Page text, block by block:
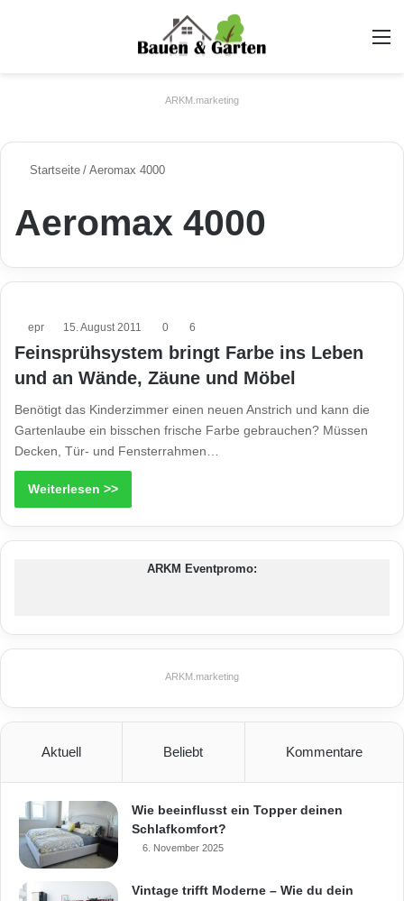
ARKM.marketing
Startseite / Aeromax 4000
Aeromax 4000
epr 15. August 2011 0 6
Feinsprühsystem bringt Farbe ins Leben
und an Wände, Zäune und Möbel
Benötigt das Kinderzimmer einen neuen Anstrich und kann die
Gartenlaube ein bisschen frische Farbe gebrauchen? Müssen
Decken, Tür- und Fensterrahmen…
Weiterlesen >>
ARKM Eventpromo:
ARKM.marketing
Aktuell Beliebt Kommentare
Wie beeinflusst ein Topper deinen
Schlafkomfort?
6. November 2025
Vintage trifft Moderne – Wie du dein